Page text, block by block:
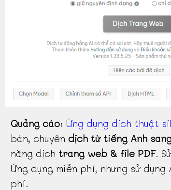
Quảng cáo: Ứng dụng dịch thuật
bàn, chuyên dịch từ tiếng Anh
năng dịch trang web & file PDF.
Ứng dụng miễn phí, nhưng sử
phí.